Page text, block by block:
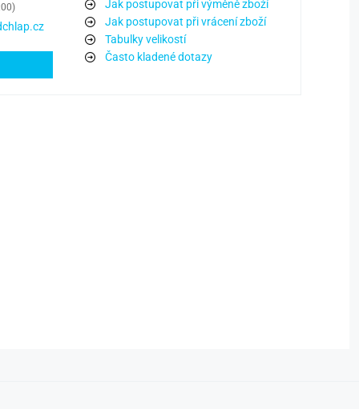
Jak postupovat při výměně zboží
Jak postupovat při vrácení zboží
Tabulky velikostí
Často kladené dotazy